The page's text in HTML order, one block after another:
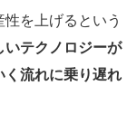
を上げるという
いテクノロジーが
流れに乗り遅れ